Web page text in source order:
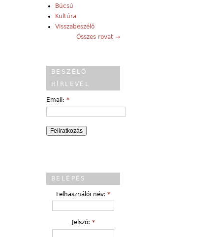
Búcsú
Kultúra
Visszabeszélő
Összes rovat →
BESZÉLŐ
HÍRLEVÉL
Email: *
BELÉPÉS
Felhasználói név: *
Jelszó: *